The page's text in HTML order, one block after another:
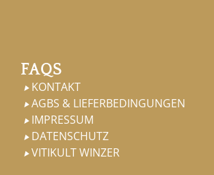
FAQS
 KONTAKT
 AGBS & LIEFERBEDINGUNGEN
 IMPRESSUM
 DATENSCHUTZ
 VITIKULT WINZER